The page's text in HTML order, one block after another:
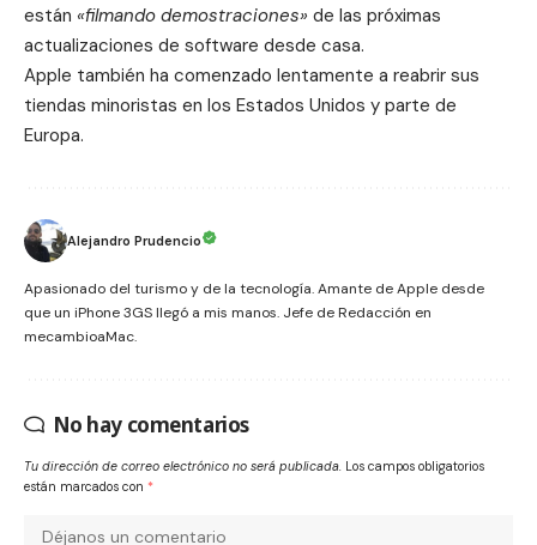
están «filmando demostraciones» de las próximas
actualizaciones de software desde casa.
Apple también ha comenzado lentamente a reabrir sus
tiendas minoristas en los Estados Unidos y parte de
Europa.
Alejandro Prudencio
Apasionado del turismo y de la tecnología. Amante de Apple desde
que un iPhone 3GS llegó a mis manos. Jefe de Redacción en
mecambioaMac.
No hay comentarios
Tu dirección de correo electrónico no será publicada. Los campos obligatorios
están marcados con *